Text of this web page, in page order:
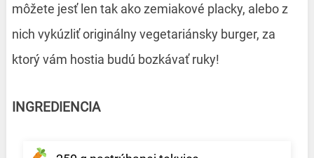
môžete jesť len tak ako zemiakové placky, alebo z
nich vykúzliť originálny vegetariánsky burger, za
ktorý vám hostia budú bozkávať ruky!
INGREDIENCIA